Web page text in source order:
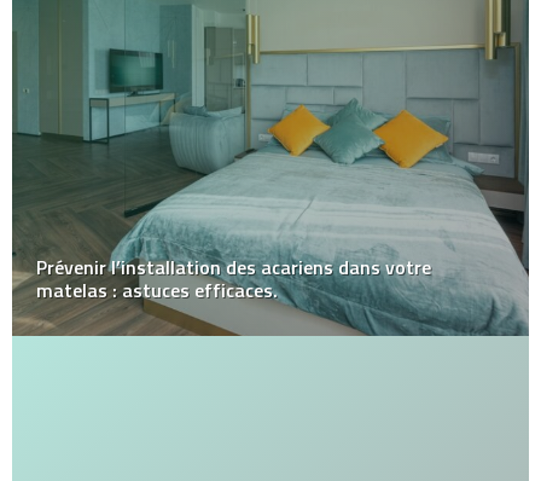
Prévenir l’installation des acariens dans votre
matelas : astuces efficaces.